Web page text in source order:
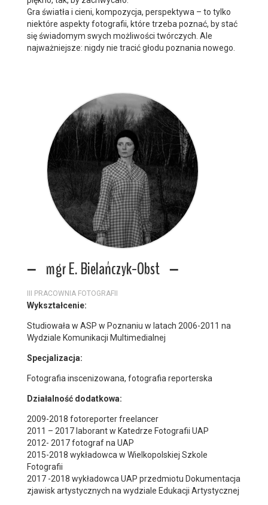
Gra światła i cieni, kompozycja, perspektywa – to tylko
niektóre aspekty fotografii, które trzeba poznać, by stać
się świadomym swych możliwości twórczych. Ale
najważniejsze: nigdy nie tracić głodu poznania nowego.
mgr E. Bielańczyk-Obst
III PRACOWNIA FOTOGRAFII
Wykształcenie:
Studiowała w ASP w Poznaniu w latach 2006-2011 na
Wydziale Komunikacji Multimedialnej
Specjalizacja:
Fotografia inscenizowana, fotografia reporterska
Działalność dodatkowa:
2009-2018 fotoreporter freelancer
2011 – 2017 laborant w Katedrze Fotografii UAP
2012- 2017 fotograf na UAP
2015-2018 wykładowca w Wielkopolskiej Szkole
Fotografii
2017 -2018 wykładowca UAP przedmiotu Dokumentacja
zjawisk artystycznych na wydziale Edukacji Artystycznej